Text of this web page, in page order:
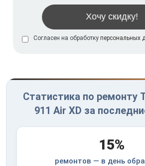
Согласен на обработку персональных
Статистика по ремонту
911 Air XD за
15%
ремонтов — в день